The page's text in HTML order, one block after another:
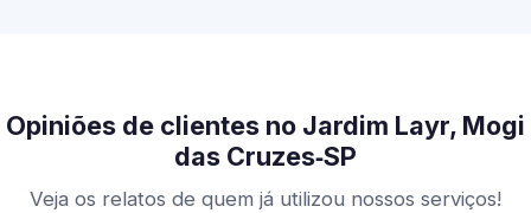
Opiniões de clientes no Jardim Layr, Mogi
das Cruzes‑SP
Veja os relatos de quem já utilizou nossos serviços!